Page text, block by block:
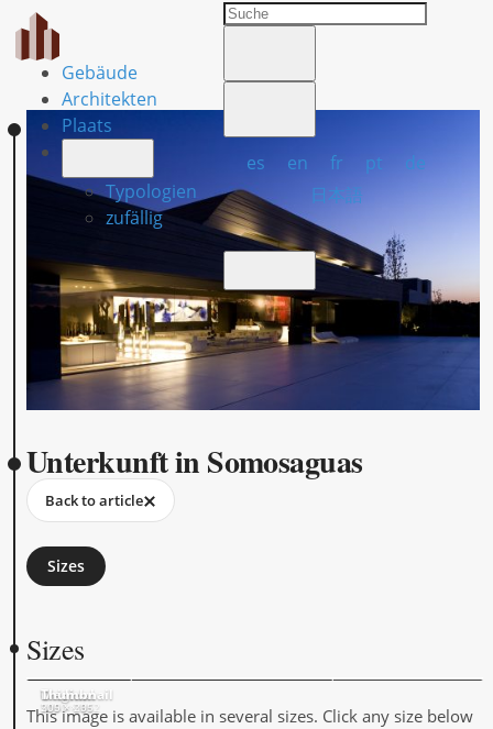
Gebäude
Architekten
Plaats
Typologien
zufällig
es en fr pt
de
日本語
Unterkunft in Somosaguas
Back to article
Sizes
Sizes
Original
1000 × 662
Medium
500 × 331
Thumbnail
205 × 205
This image is available in several sizes. Click any size below